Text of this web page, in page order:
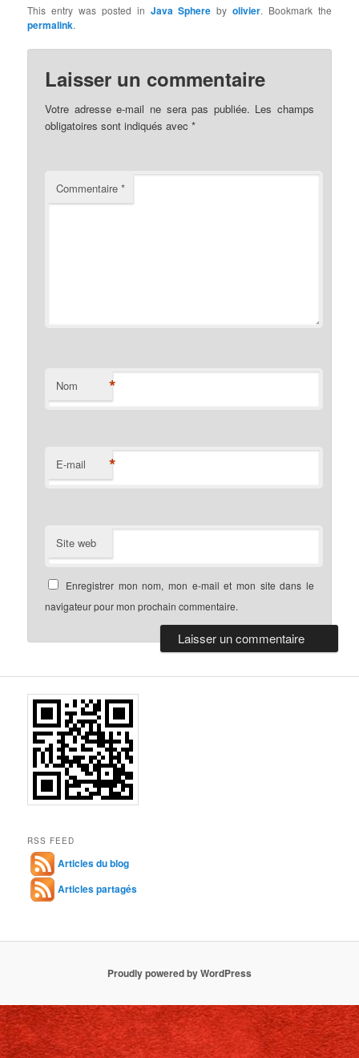
This entry was posted in Java Sphere byolivier. Bookmark the
permalink.
Laisser un commentaire
Votre adresse e-mail ne sera pas publiée. Les champs
obligatoires sont indiqués avec*
Commentaire*
Nom *
E-mail *
Site web
Enregistrer mon nom, mon e-mail et mon site dans le
navigateur pour mon prochain commentaire.
RSS FEED
Articles du blog
Articles partagés
Proudly powered by WordPress